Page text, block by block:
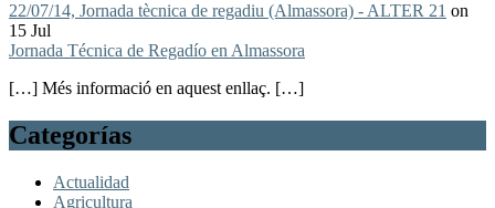
22/07/14, Jornada tècnica de regadiu (Almassora) - ALTER 21 on
15 Jul
Jornada Técnica de Regadío en Almassora
[…] Més informació en aquest enllaç. […]
Categorías
Actualidad
Agricultura